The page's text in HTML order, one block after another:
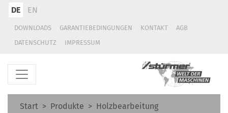
DE EN
DOWNLOADS GARANTIEBEDINGUNGEN KONTAKT
AGB
DATENSCHUTZ
IMPRESSUM
Start Produkte
Holzbearbeitung